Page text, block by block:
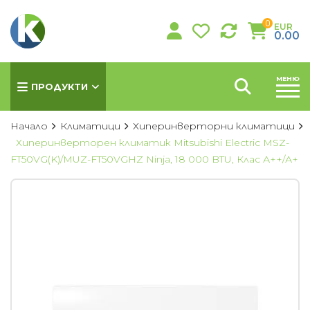
0 EUR
0.00
ПРОДУКТИ
КЛИМАТИЦИ
МЕНЮ
Начало Климатици
Хиперинверторни климатици
Хиперинверторен климатик Mitsubishi Electric MSZ-
FT50VG(K)/MUZ-FT50VGHZ Ninja, 18 000 BTU, Клас А++/А+